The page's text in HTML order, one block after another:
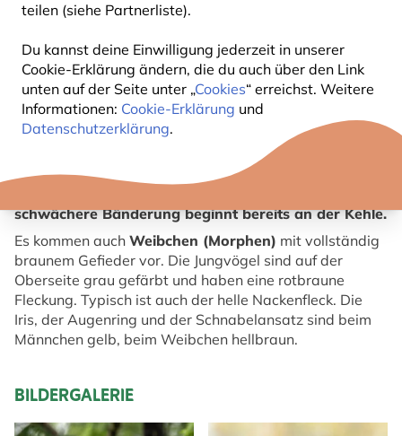
teilen (siehe Partnerliste).
Du kannst deine Einwilligung jederzeit in unserer
Cookie-Erklärung ändern, die du auch über den Link
unten auf der Seite unter „Cookies“ erreichst. Weitere
Informationen: Cookie-Erklärung und
Datenschutzerklärung.
KURZBESCHREIBUNG KUCKUCK
Beim Männchen sind Oberseite und Brust blaugrau;
der helle Bauch ist mit braunen Querstreifen
versehen. Er besitzt einen langen, gestuften
Schwanz mit weißen Flecken. Das Weibchen ist an
schwächere Bänderung beginnt bereits an der Kehle.
Es kommen auch Weibchen (Morphen) mit vollständig
braunem Gefieder vor. Die Jungvögel sind auf der
Oberseite grau gefärbt und haben eine rotbraune
Fleckung. Typisch ist auch der helle Nackenfleck. Die
Iris, der Augenring und der Schnabelansatz sind beim
Männchen gelb, beim Weibchen hellbraun.
BILDERGALERIE